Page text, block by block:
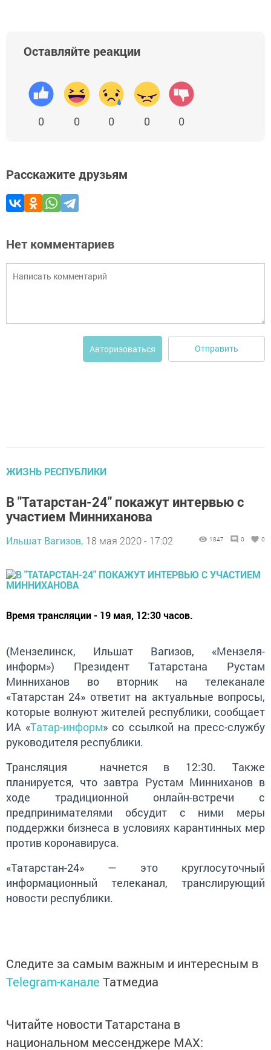
Оставляйте реакции
0 0 0 0 0
Расскажите друзьям
Нет комментариев
Авторизоваться Отправить
ЖИЗНЬ РЕСПУБЛИКИ
В "Татарстан-24" покажут интервью с
участием Минниханова
Ильшат Вагизов, 18 мая 2020 - 17:02 1847 0 0
Время трансляции - 19 мая, 12:30 часов.
(Мензелинск, Ильшат Вагизов, «Мензеля-
информ») Президент Татарстана Рустам
Минниханов во вторник на телеканале
«Татарстан 24» ответит на актуальные вопросы,
которые волнуют жителей республики, сообщает
ИА «Татар-информ» со ссылкой на пресс-службу
руководителя республики.
Трансляция начнется в 12:30. Также
планируется, что завтра Рустам Минниханов в
ходе традиционной онлайн-встречи с
предпринимателями обсудит с ними меры
поддержки бизнеса в условиях карантинных мер
против коронавируса.
«Татарстан-24» — это круглосуточный
информационный телеканал, транслирующий
новости республики.
Следите за самым важным и интересным в
Telegram-канале Татмедиа
Читайте новости Татарстана в
национальном мессенджере MАХ: